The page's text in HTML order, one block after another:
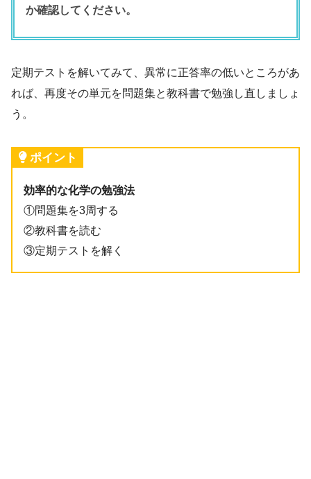
か確認してください。
定期テストを解いてみて、異常に正答率の低いところがあ
れば、再度その単元を問題集と教科書で勉強し直しましょ
う。
ポイント
効率的な化学の勉強法
①問題集を3周する
②教科書を読む
③定期テストを解く